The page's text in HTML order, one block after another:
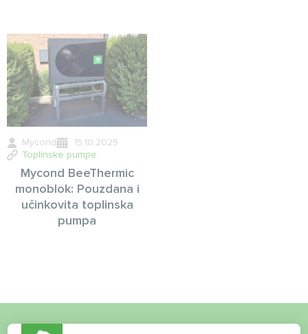
Mycond
15.10.2025
Toplinske pumpe
Mycond BeeThermic
monoblok: Pouzdana i
učinkovita toplinska
pumpa